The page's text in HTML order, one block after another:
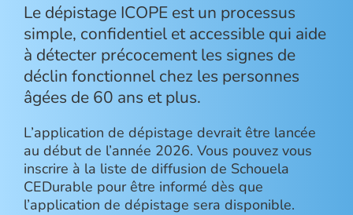
Le dépistage ICOPE est un processus
simple, confidentiel et accessible qui aide
à détecter précocement les signes de
déclin fonctionnel chez les personnes
âgées de 60 ans et plus.
L’application de dépistage devrait être lancée
au début de l’année 2026. Vous pouvez vous
inscrire à la liste de diffusion de Schouela
CEDurable pour être informé dès que
l’application de dépistage sera disponible.